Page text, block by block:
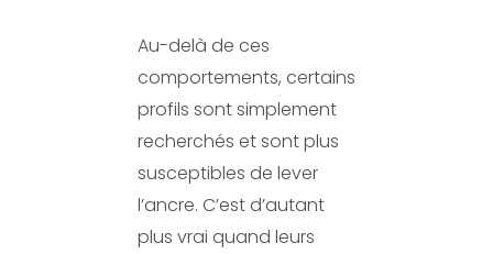
Au-delà de ces
comportements, certains
profils sont simplement
recherchés et sont plus
susceptibles de lever
l’ancre. C’est d’autant
plus vrai quand leurs